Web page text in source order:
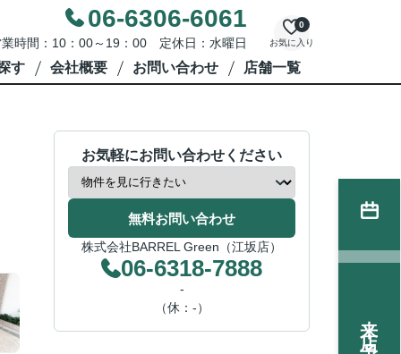
06-6306-6061
時間：10：00～19：00 定休日：水曜日 お気に入り
0
す 会社概要 お問い合わせ 店舗一覧
お気軽にお問い合わせください
無料お問い合わせ
株式会社BARREL Green（江坂店）
06-6318-7888
-
（休：-）
来店予約